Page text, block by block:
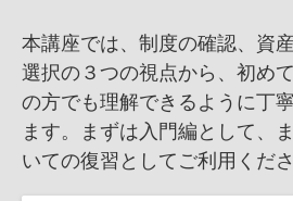
本講座では、制度の確認、資
選択の３つの視点から、初め
の方でも理解できるように丁
ます。まずは入門編として、
いての復習としてご利用くださ